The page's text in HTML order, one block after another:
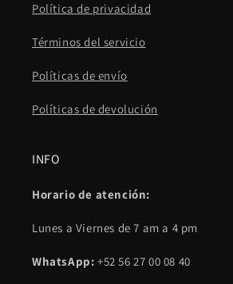
Política de privacidad
Términos del servicio
Políticas de envío
Políticas de devolución
INFO
Horario de atención:
Lunes a Viernes de 7 am a 4 pm
WhatsApp: +52 56 27 00 08 40